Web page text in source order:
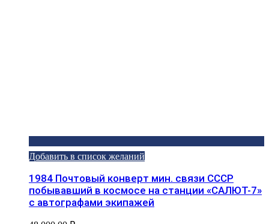
Добавить в список желаний
1984 Почтовый конверт мин. связи СССР
побывавший в космосе на станции «САЛЮТ-7»
с автографами экипажей